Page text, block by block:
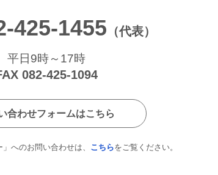
425-1455 （代表）
平日9時～17時
082-425-1094
合わせフォームはこちら
へのお問い合わせは、 こちらをご覧ください。